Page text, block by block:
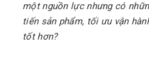
một nguồn lực nhưng có
tiến sản phẩm, tối ưu vận
tốt hơn?